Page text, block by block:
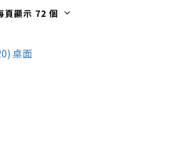
頁顯示 72 個